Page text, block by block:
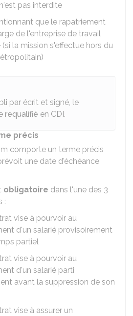
pas interdite
que le rapatriement
de l'entreprise de travail
la mission s'effectue hors du
par écrit et signé, le
requalifié en CDI.
précis
comporte un terme précis
une date d'échéance
obligatoire dans l'une des 3
:
vise à pourvoir au
d'un salarié provisoirement
partiel
vise à pourvoir au
d'un salarié parti
avant la suppression de son
vise à assurer un